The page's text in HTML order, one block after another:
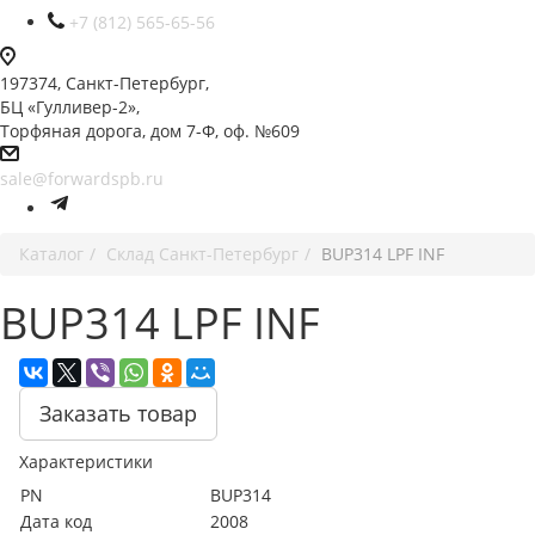
+7 (812) 565-65-56
197374, Санкт-Петербург,
БЦ «Гулливер-2»,
Торфяная дорога, дом 7-Ф, оф. №609
sale@forwardspb.ru
Каталог Cклад Санкт-Петербург BUP314 LPF INF
BUP314 LPF INF
Заказать товар
Характеристики
PN
BUP314
Дата код
2008